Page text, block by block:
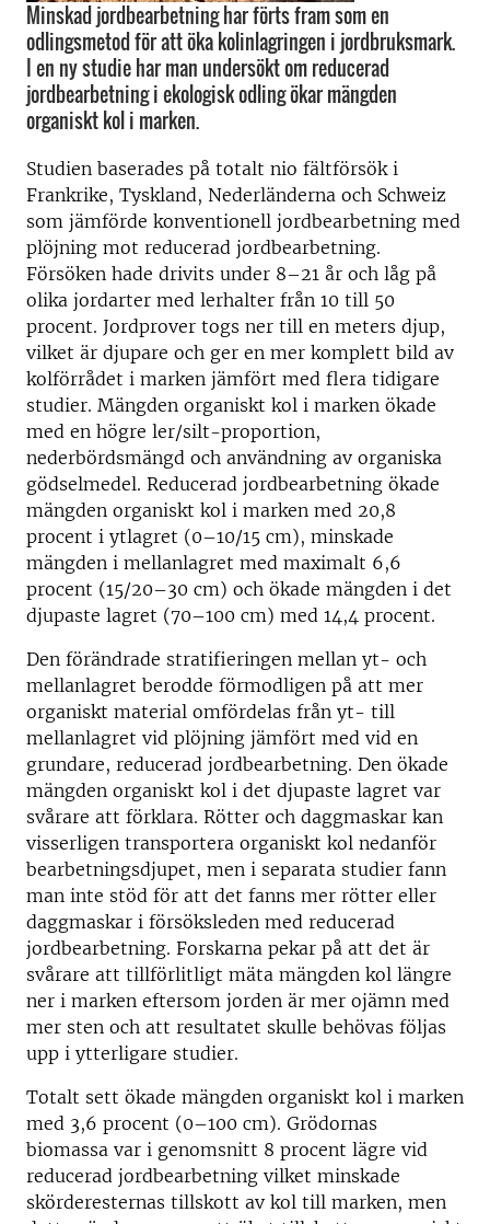
Minskad jordbearbetning har förts fram som en
odlingsmetod för att öka kolinlagringen i jordbruksmark.
I en ny studie har man undersökt om reducerad
jordbearbetning i ekologisk odling ökar mängden
organiskt kol i marken.
Studien baserades på totalt nio fältförsök i
Frankrike, Tyskland, Nederländerna och Schweiz
som jämförde konventionell jordbearbetning med
plöjning mot reducerad jordbearbetning.
Försöken hade drivits under 8–21 år och låg på
olika jordarter med lerhalter från 10 till 50
procent. Jordprover togs ner till en meters djup,
vilket är djupare och ger en mer komplett bild av
kolförrådet i marken jämfört med flera tidigare
studier. Mängden organiskt kol i marken ökade
med en högre ler/silt-proportion,
nederbördsmängd och användning av organiska
gödselmedel. Reducerad jordbearbetning ökade
mängden organiskt kol i marken med 20,8
procent i ytlagret (0–10/15 cm), minskade
mängden i mellanlagret med maximalt 6,6
procent (15/20–30 cm) och ökade mängden i det
djupaste lagret (70–100 cm) med 14,4 procent.
Den förändrade stratifieringen mellan yt- och
mellanlagret berodde förmodligen på att mer
organiskt material omfördelas från yt- till
mellanlagret vid plöjning jämfört med vid en
grundare, reducerad jordbearbetning. Den ökade
mängden organiskt kol i det djupaste lagret var
svårare att förklara. Rötter och daggmaskar kan
visserligen transportera organiskt kol nedanför
bearbetningsdjupet, men i separata studier fann
man inte stöd för att det fanns mer rötter eller
daggmaskar i försöksleden med reducerad
jordbearbetning. Forskarna pekar på att det är
svårare att tillförlitligt mäta mängden kol längre
ner i marken eftersom jorden är mer ojämn med
mer sten och att resultatet skulle behövas följas
upp i ytterligare studier.
Totalt sett ökade mängden organiskt kol i marken
med 3,6 procent (0–100 cm). Grödornas
biomassa var i genomsnitt 8 procent lägre vid
reducerad jordbearbetning vilket minskade
skörderesternas tillskott av kol till marken, men